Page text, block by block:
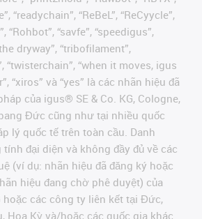
“readychain”, “ReBeL”, “ReCyycle”,
“Rohbot”, “savfe”, “speedigus”,
dryway”, “tribofilament”,
“twisterchain”, “when it moves, igus
“xiros” và “yes” là các nhãn hiệu đã
của igus® SE & Co. KG, Cologne,
Đức cũng như tại nhiều quốc
lý quốc tế trên toàn cầu. Danh
đại diện và không đầy đủ về các
(ví dụ: nhãn hiệu đã đăng ký hoặc
hiệu đang chờ phê duyệt) của
hoặc các công ty liên kết tại Đức,
Hoa Kỳ và/hoặc các quốc gia khác.